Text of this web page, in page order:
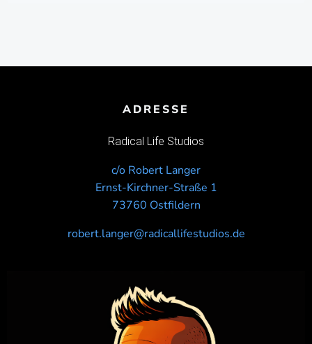
ADRESSE
Radical Life Studios
c/o Robert Langer
Ernst-Kirchner-Straße 1
73760 Ostfildern
robert.langer@radicallifestudios.de